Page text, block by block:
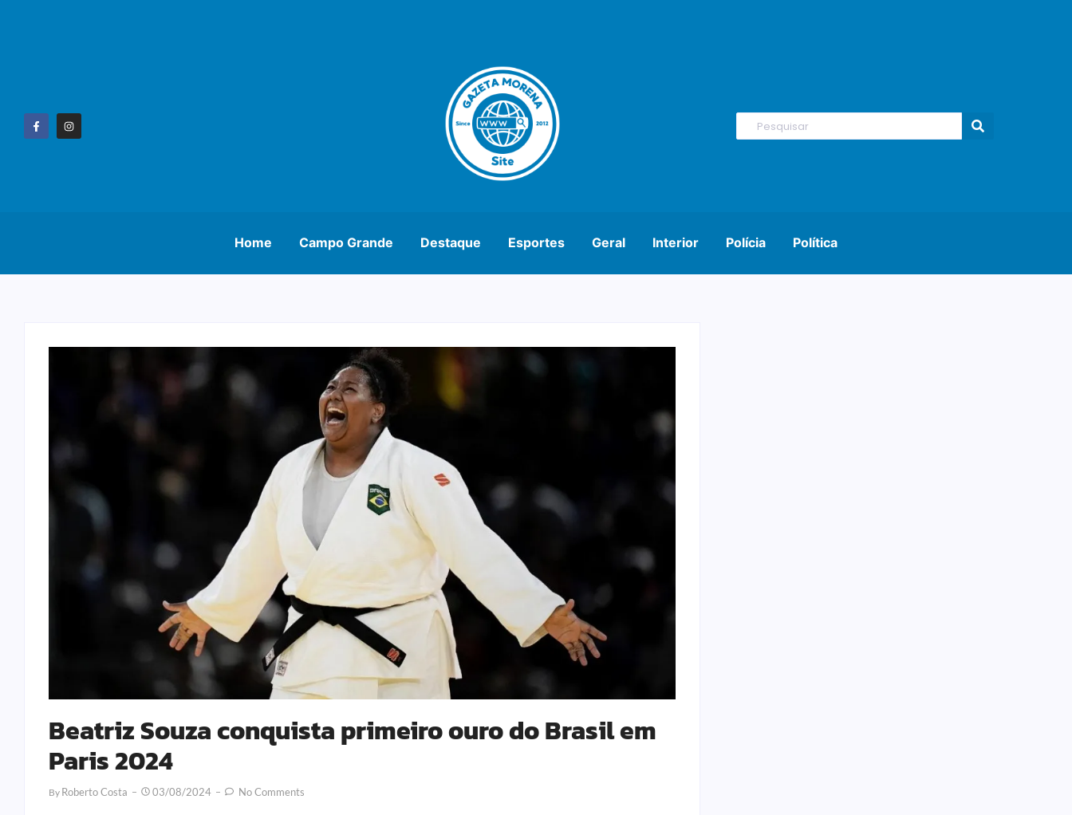
Home Campo Grande Destaque Esportes Geral Interior Polícia Política
Beatriz Souza conquista primeiro ouro do Brasil em
Paris 2024
By Roberto Costa 03/08/2024 No Comments